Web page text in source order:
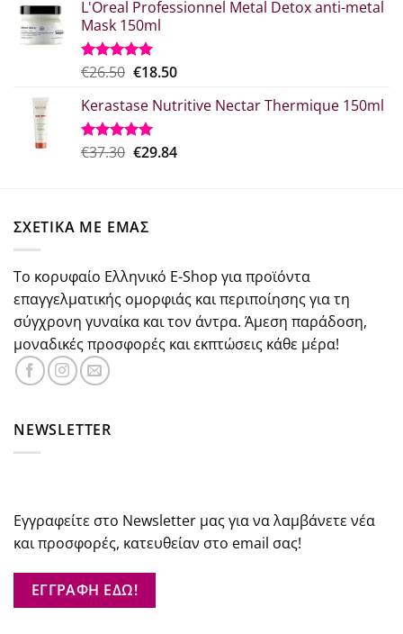
was:
€18.00.
τιμή
L'Oreal Professionnel Metal Detox anti-metal
Mask 150ml
Βαθμολογήθηκε
από 5
€26.50 Original
was:
€26.50.
€18.50Η
τιμή
€18.50.
Kerastase Nutritive Nectar Thermique 150ml
Βαθμολογήθηκε
€37.30 Original
€29.84Η
ΣΧΕΤΙΚΑ ΜΕ ΕΜΑΣ
Το κορυφαίο Ελληνικό E-Shop για προϊόντα
επαγγελματικής ομορφιάς και περιποίησης για τη
σύγχρονη γυναίκα και τον άντρα. Άμεση παράδοση,
μοναδικές προσφορές και εκπτώσεις κάθε μέρα!
NEWSLETTER
Εγγραφείτε στο Newsletter μας για να λαμβάνετε νέα
και προσφορές, κατευθείαν στο email σας!
ΕΓΓΡΑΦΗ ΕΔΩ!